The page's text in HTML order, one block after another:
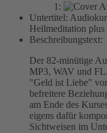
1:
Untertitel:
Heilmeditation
Beschreibungstext:
Der 82-minütige
MP3, WAV und
"Geld ist Liebe"
befreitere
am Ende des
eigens dafür
Sichtweisen im